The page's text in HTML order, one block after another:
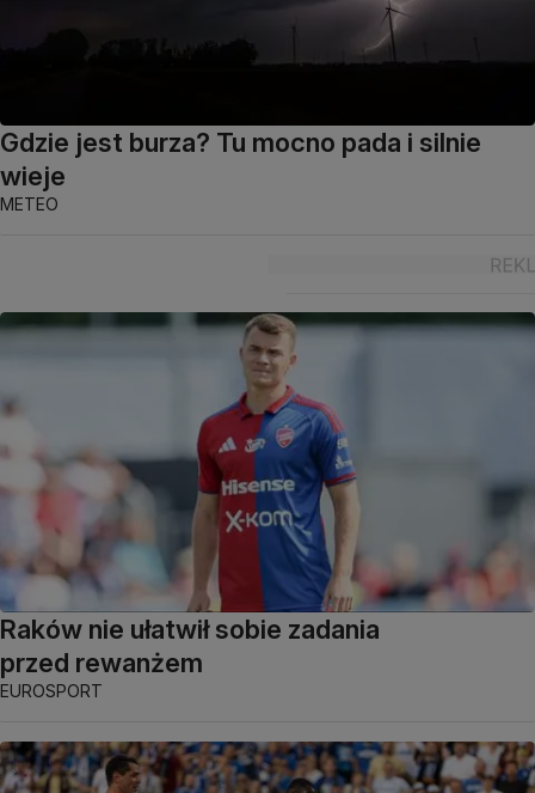
Gdzie jest burza? Tu mocno pada i silnie
wieje
METEO
Raków nie ułatwił sobie zadania
przed rewanżem
EUROSPORT